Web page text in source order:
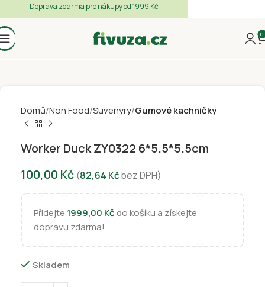
0
Domů Non Food Suvenyry Gumové kachničky
Worker Duck ZY0322 6*5.5*5.5cm
100,00 Kč (82,64 Kčbez DPH)
Přidejte 1999,00 Kč do košíku a získejte
dopravu zdarma!
Skladem
Doprava zdarma pro nákupy od 1999 Kč